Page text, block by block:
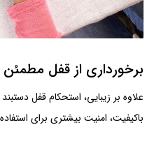
برخورداری از قفل مطمئن
علاوه بر زیبایی، استحکام قفل
باکیفیت، امنیت بیشتری برای